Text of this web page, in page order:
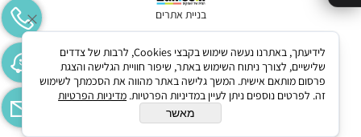
בניית אתרים
לידיעתך, באתרנו נעשה שימוש בקבצי Cookies, לרבות של צדדים
שלישיים, לצורך ניתוח השימוש באתר, שיפור חוויית הגלישה והצגת
פרסום מותאם אישית. המשך גלישה באתר מהווה את הסכמתך לשימוש
זה. לפרטים נוספים ניתן לעיין במדיניות הפרטיות. מדיניות הפרטיות
מאשר